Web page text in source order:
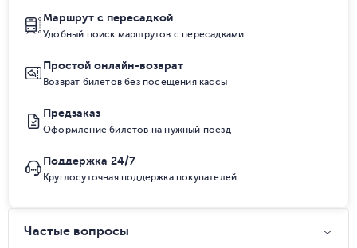
Маршрут с пересадкой
Удобный поиск маршрутов с пересадками
Простой онлайн-возврат
Возврат билетов без посещения кассы
Предзаказ
Оформление билетов на нужный поезд
Поддержка 24/7
Круглосуточная поддержка покупателей
Частые вопросы